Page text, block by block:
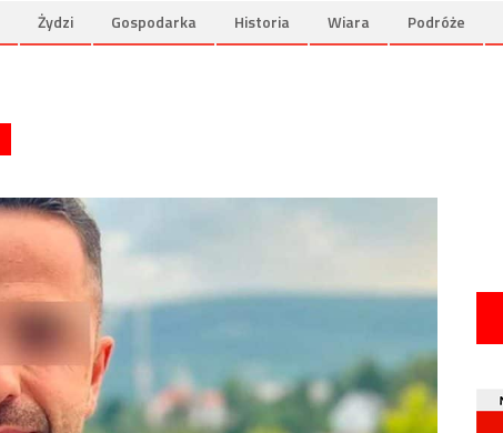
Żydzi Gospodarka Historia Wiara Podróże